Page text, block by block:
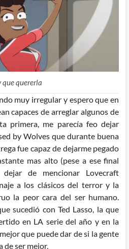
que quererla
muy irregular y espero que en
capaces de arreglar algunos de
primera, me parecía feo dejar
by Wolves que durante buena
fue capaz de dejarme pegado
mas alto (pese a ese final
de mencionar Lovecraft
a los clásicos del terror y la
la peor cara del ser humano.
sucedió con Ted Lasso, la que
en LA serie del año y en la
que puede dar de si la gente
de ser mejor.